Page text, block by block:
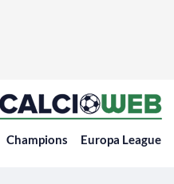
Champions Europa League